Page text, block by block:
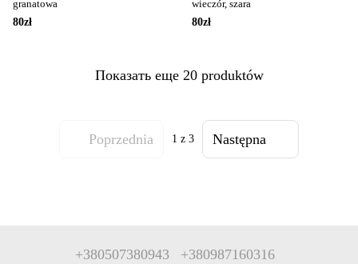
granatowa
80zł
wieczór, szara
80zł
Показать еще 20 produktów
Poprzednia 1 z 3 Następna
+380507380943 +380987160316